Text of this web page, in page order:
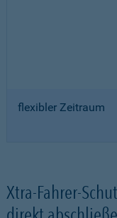
flexibler Zeitraum
Xtra-Fahrer-